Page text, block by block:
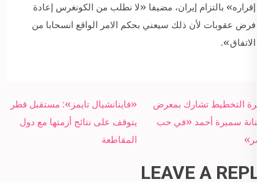
إقراره» بالتزام إيران، مضيفا «لا نطلب من الكونغرس إعادة
فرض عقوبات لأن ذلك سيعني بحكم الامر الواقع انسحابا من
الاتفاق».
Post
navigation
«فاينانشيال تايمز»: مستقبل قطر
يتوقف على نتائج أزمتها مع دول
المقاطعة
وزيرة التخطيط تشارك بمعرض
الفنانة سميرة أحمد «في حب
مصر»
LEAVE A REPLY